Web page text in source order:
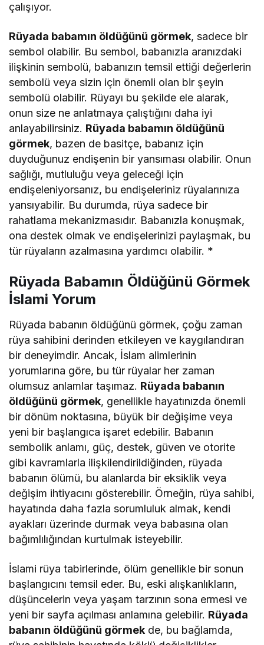
çalışıyor.
Rüyada babamın öldüğünü görmek, sadece bir
sembol olabilir. Bu sembol, babanızla aranızdaki
ilişkinin sembolü, babanızın temsil ettiği değerlerin
sembolü veya sizin için önemli olan bir şeyin
sembolü olabilir. Rüyayı bu şekilde ele alarak,
onun size ne anlatmaya çalıştığını daha iyi
anlayabilirsiniz. Rüyada babamın öldüğünü
görmek, bazen de basitçe, babanız için
duyduğunuz endişenin bir yansıması olabilir. Onun
sağlığı, mutluluğu veya geleceği için
endişeleniyorsanız, bu endişeleriniz rüyalarınıza
yansıyabilir. Bu durumda, rüya sadece bir
rahatlama mekanizmasıdır. Babanızla konuşmak,
ona destek olmak ve endişelerinizi paylaşmak, bu
tür rüyaların azalmasına yardımcı olabilir. *
Rüyada Babamın Öldüğünü Görmek
İslami Yorum
Rüyada babanın öldüğünü görmek, çoğu zaman
rüya sahibini derinden etkileyen ve kaygılandıran
bir deneyimdir. Ancak, İslam alimlerinin
yorumlarına göre, bu tür rüyalar her zaman
olumsuz anlamlar taşımaz. Rüyada babanın
öldüğünü görmek, genellikle hayatınızda önemli
bir dönüm noktasına, büyük bir değişime veya
yeni bir başlangıca işaret edebilir. Babanın
sembolik anlamı, güç, destek, güven ve otorite
gibi kavramlarla ilişkilendirildiğinden, rüyada
babanın ölümü, bu alanlarda bir eksiklik veya
değişim ihtiyacını gösterebilir. Örneğin, rüya sahibi,
hayatında daha fazla sorumluluk almak, kendi
ayakları üzerinde durmak veya babasına olan
bağımlılığından kurtulmak isteyebilir.
İslami rüya tabirlerinde, ölüm genellikle bir sonun
başlangıcını temsil eder. Bu, eski alışkanlıkların,
düşüncelerin veya yaşam tarzının sona ermesi ve
yeni bir sayfa açılması anlamına gelebilir. Rüyada
babanın öldüğünü görmek de, bu bağlamda,